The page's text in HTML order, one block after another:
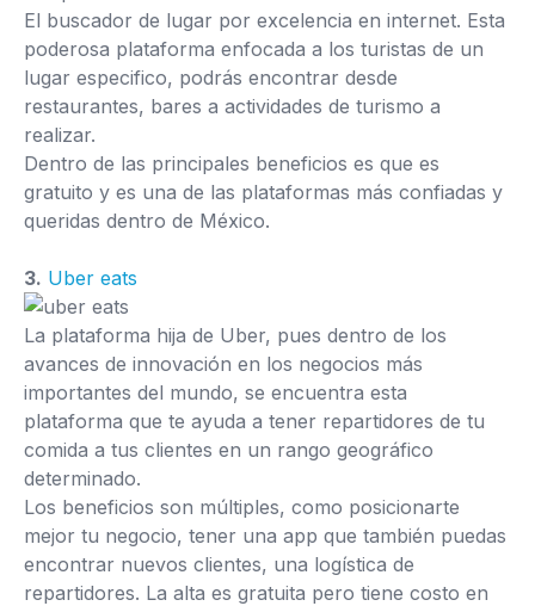
El buscador de lugar por excelencia en internet. Esta
poderosa plataforma enfocada a los turistas de un
lugar especifico, podrás encontrar desde
restaurantes, bares a actividades de turismo a
realizar.
Dentro de las principales beneficios es que es
gratuito y es una de las plataformas más confiadas y
queridas dentro de México.
3. Uber eats
La plataforma hija de Uber, pues dentro de los
avances de innovación en los negocios más
importantes del mundo, se encuentra esta
plataforma que te ayuda a tener repartidores de tu
comida a tus clientes en un rango geográfico
determinado.
Los beneficios son múltiples, como posicionarte
mejor tu negocio, tener una app que también puedas
encontrar nuevos clientes, una logística de
repartidores. La alta es gratuita pero tiene costo en